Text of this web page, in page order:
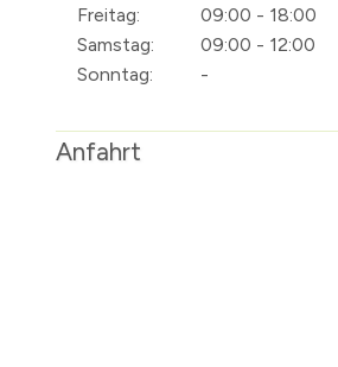
Freitag:
09:00 - 18:00
Samstag:
09:00 - 12:00
Sonntag:
-
Anfahrt